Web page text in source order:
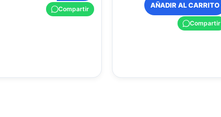
Compartir AÑADIR AL CARRITO
Compartir